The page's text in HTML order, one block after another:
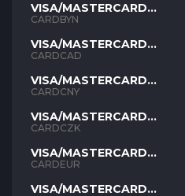
VISA/MASTERCARD
BYN
CARDBYN
VISA/MASTERCARD
CAD
CARDCAD
VISA/MASTERCARD
CNY
CARDCNY
VISA/MASTERCARD
CZK
CARDCZK
VISA/MASTERCARD
EUR
CARDEUR
VISA/MASTERCARD